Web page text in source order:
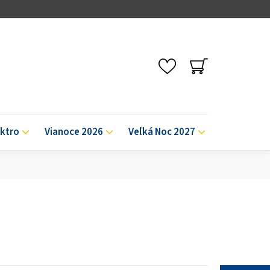
NÁKUPNÝ
KOŠÍK
Vianoce 2026 Veľká Noc 2027